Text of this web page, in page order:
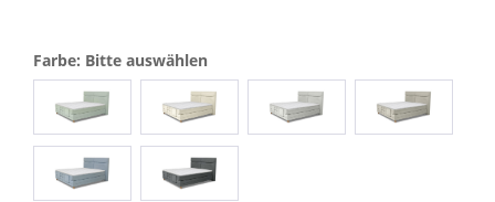
Farbe: Bitte auswählen